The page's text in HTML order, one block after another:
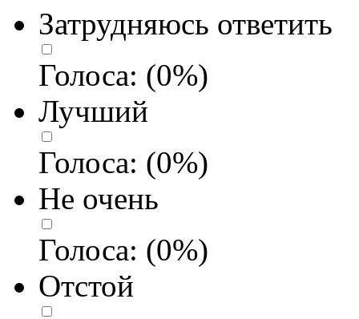
Затрудняюсь ответить
Голоса: (0%)
Лучший
Голоса: (0%)
Не очень
Голоса: (0%)
Отстой